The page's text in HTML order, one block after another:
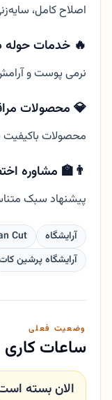
اصلاح کامل،
🔥 خدمات حوله
نرمی پوست و
💎 محصولات
محصولات
👨‍🏫 مشاوره
پیشنهاد سبک
آرایشگاه Cut
آرایشگاه پرشین
وضعیت فعلی
ساعات کاری
الان بسته